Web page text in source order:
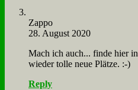
Zap­po
28. August 2020
Mach ich auch... fin­de hier
wie­der tol­le neue Plät­ze. :-)
Reply